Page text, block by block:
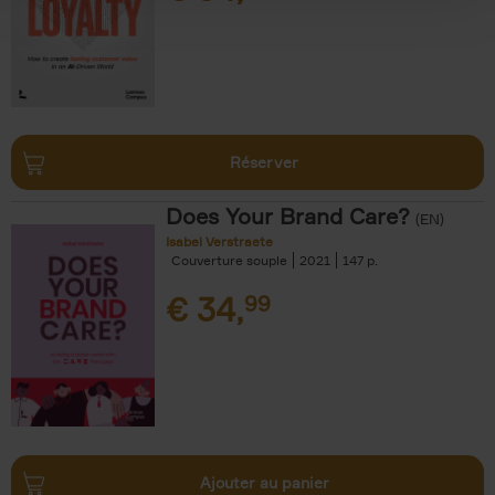
Réserver
Does Your Brand Care? (EN)
Isabel Verstraete
Couverture souple
2021 147
€ 34,99
Ajouter au panier